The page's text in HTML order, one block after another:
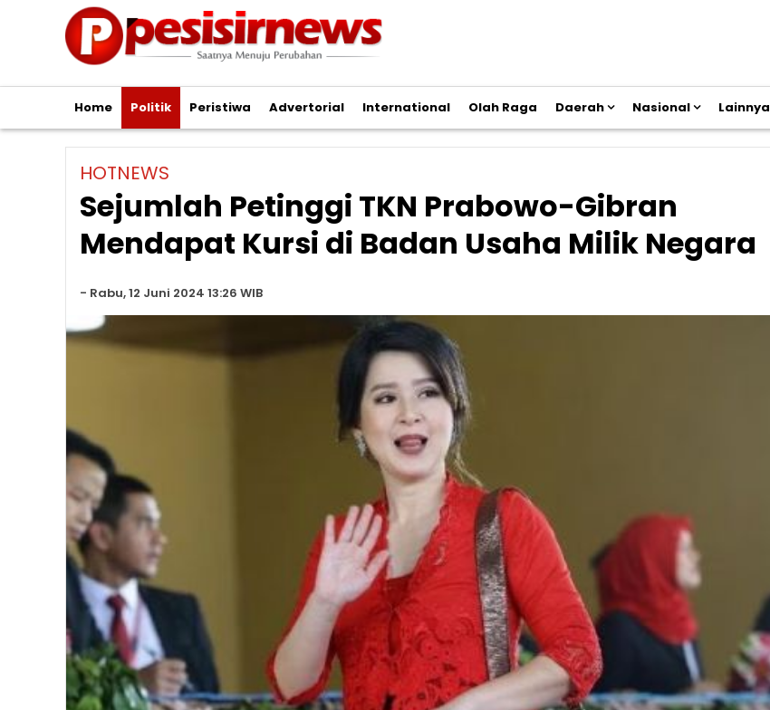
Home Politik Peristiwa Advertorial International Olah Raga Daerah Nasional Lainnya
HOTNEWS
Sejumlah Petinggi TKN Prabowo-Gibran
Mendapat Kursi di Badan Usaha Milik Negara
- Rabu, 12 Juni 2024 13:26 WIB